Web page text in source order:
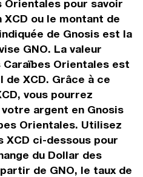
Orientales pour savoir
ou le montant de
de Gnosis est la
GNO. La valeur
Orientales est
de XCD. Grâce à ce
vous pourrez
argent en Gnosis
Orientales. Utilisez
XCD ci-dessous pour
du Dollar des
de GNO, le taux de